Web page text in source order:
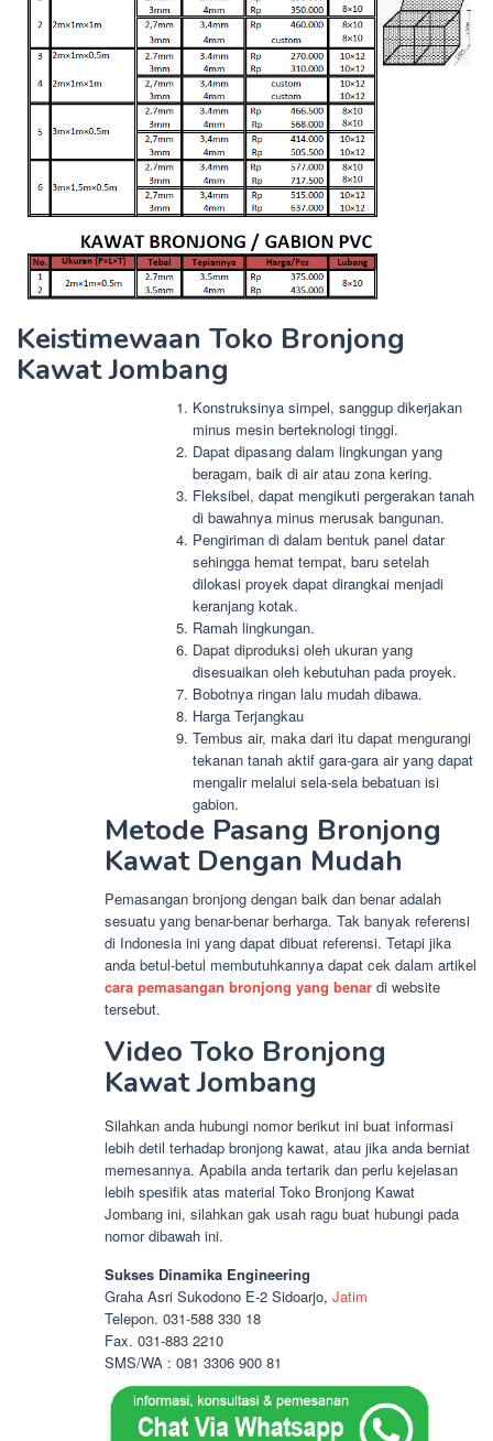
Keistimewaan Toko Bronjong
Kawat Jombang
Konstruksinya simpel, sanggup dikerjakan
minus mesin berteknologi tinggi.
Dapat dipasang dalam lingkungan yang
beragam, baik di air atau zona kering.
Fleksibel, dapat mengikuti pergerakan tanah
di bawahnya minus merusak bangunan.
Pengiriman di dalam bentuk panel datar
sehingga hemat tempat, baru setelah
dilokasi proyek dapat dirangkai menjadi
keranjang kotak.
Ramah lingkungan.
Dapat diproduksi oleh ukuran yang
disesuaikan oleh kebutuhan pada proyek.
Bobotnya ringan lalu mudah dibawa.
Harga Terjangkau
Tembus air, maka dari itu dapat mengurangi
tekanan tanah aktif gara-gara air yang dapat
mengalir melalui sela-sela bebatuan isi
gabion.
Metode Pasang Bronjong
Kawat Dengan Mudah
Pemasangan bronjong dengan baik dan benar adalah
sesuatu yang benar-benar berharga. Tak banyak referensi
di Indonesia ini yang dapat dibuat referensi. Tetapi jika
anda betul-betul membutuhkannya dapat cek dalam artikel
cara pemasangan bronjong yang benar di website
tersebut.
Video Toko Bronjong
Kawat Jombang
Silahkan anda hubungi nomor berikut ini buat informasi
lebih detil terhadap bronjong kawat, atau jika anda berniat
memesannya. Apabila anda tertarik dan perlu kejelasan
lebih spesifik atas material Toko Bronjong Kawat
Jombang ini, silahkan gak usah ragu buat hubungi pada
nomor dibawah ini.
Sukses Dinamika Engineering
Graha Asri Sukodono E-2 Sidoarjo, Jatim
Telepon. 031-588 330 18
Fax. 031-883 2210
SMS/WA : 081 3306 900 81